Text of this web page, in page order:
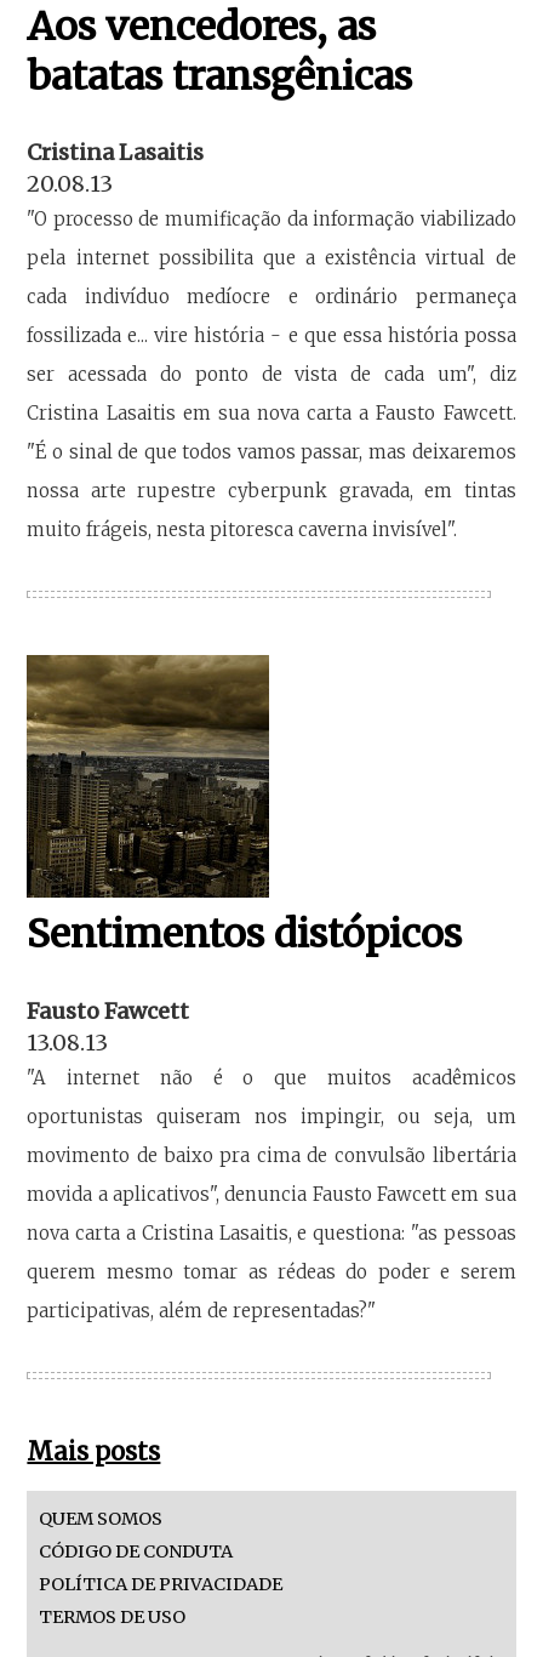
Aos vencedores, as
batatas transgênicas
Cristina Lasaitis
20.08.13
"O processo de mumificação da informação viabilizado
pela internet possibilita que a existência virtual de
cada indivíduo medíocre e ordinário permaneça
fossilizada e... vire história - e que essa história possa
ser acessada do ponto de vista de cada um", diz
Cristina Lasaitis em sua nova carta a Fausto Fawcett.
"É o sinal de que todos vamos passar, mas deixaremos
nossa arte rupestre cyberpunk gravada, em tintas
muito frágeis, nesta pitoresca caverna invisível".
Sentimentos distópicos
Fausto Fawcett
13.08.13
"A internet não é o que muitos acadêmicos
oportunistas quiseram nos impingir, ou seja, um
movimento de baixo pra cima de convulsão libertária
movida a aplicativos", denuncia Fausto Fawcett em sua
nova carta a Cristina Lasaitis, e questiona: "as pessoas
querem mesmo tomar as rédeas do poder e serem
participativas, além de representadas?"
Mais posts
QUEM SOMOS
CÓDIGO DE CONDUTA
POLÍTICA DE PRIVACIDADE
TERMOS DE USO